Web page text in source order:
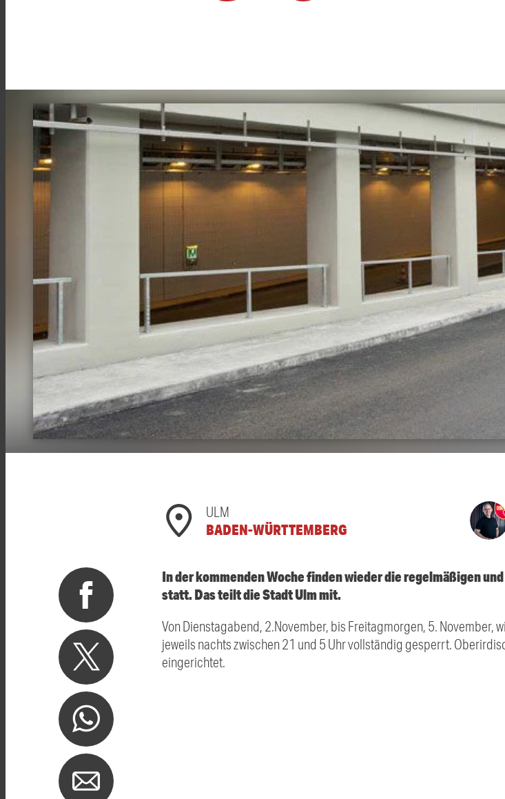
ULM
BADEN-WÜRTTEMBERG
In der kommenden Woche finden wieder die regelmäßigen
statt. Das teilt die Stadt Ulm mit.
Von Dienstagabend, 2.November, bis Freitagmorgen, 5. November,
jeweils nachts zwischen 21 und 5 Uhr vollständig gesperrt.
eingerichtet.